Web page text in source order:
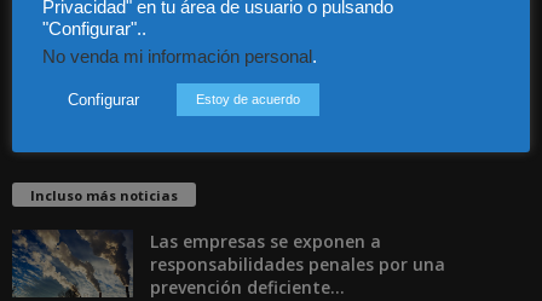
Contáctanos:
Incluso más noticias
Las empresas se exponen a
responsabilidades penales por una
prevención deficiente...
Privacidad" en tu área de usuario o pulsando
"Configurar"..
No venda mi información personal.
Configurar Estoy de acuerdo